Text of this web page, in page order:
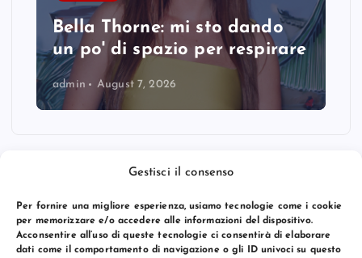
Gestisci il consenso
Per fornire una migliore esperienza, usiamo tecnologie come i cookie
per memorizzare e/o accedere alle informazioni del dispositivo.
Acconsentire all’uso di queste tecnologie ci consentirà di elaborare
dati come il comportamento di navigazione o gli ID univoci su questo
Bella Thorne: mi sto dando
un po' di spazio per respirare
admin August 7, 2026